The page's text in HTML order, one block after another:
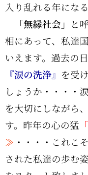
入り乱れる年にな
「無縁社会」
と
相にあって、私達
いえます。過去の
『涙の洗浄』 を受
しょうか・・・・
を大切にしながら
す。昨年の心の猛
≫ ・・・・これこ
された私達の歩む